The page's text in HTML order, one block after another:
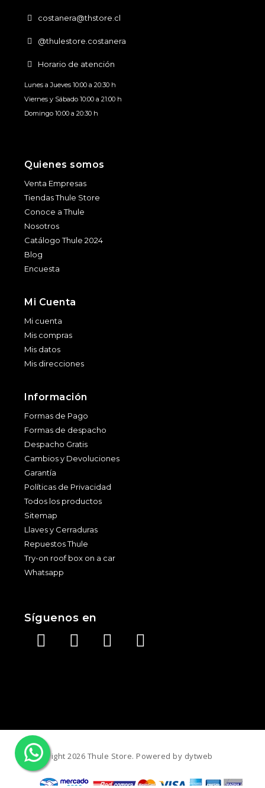
costanera@thstore.cl
@thulestore.costanera
Horario de atención
Lunes a Jueves 10:00 a 20:30 h
Viernes y Sábado 10:00 a 21:00 h
Domingo 10:00 a 20:30 h
Quienes somos
Venta Empresas
Tiendas Thule Store
Conoce a Thule
Nosotros
Catálogo Thule 2024
Blog
Encuesta
Mi Cuenta
Mi cuenta
Mis compras
Mis datos
Mis direcciones
Información
Formas de Pago
Formas de despacho
Despacho Gratis
Cambios y Devoluciones
Garantía
Políticas de Privacidad
Todos los productos
Sitemap
Llaves y Cerraduras
Repuestos Thule
Try-on roof box on a car
Whatsapp
Síguenos en
©️ Copyright 2026 Thule Store. Powered by dytweb